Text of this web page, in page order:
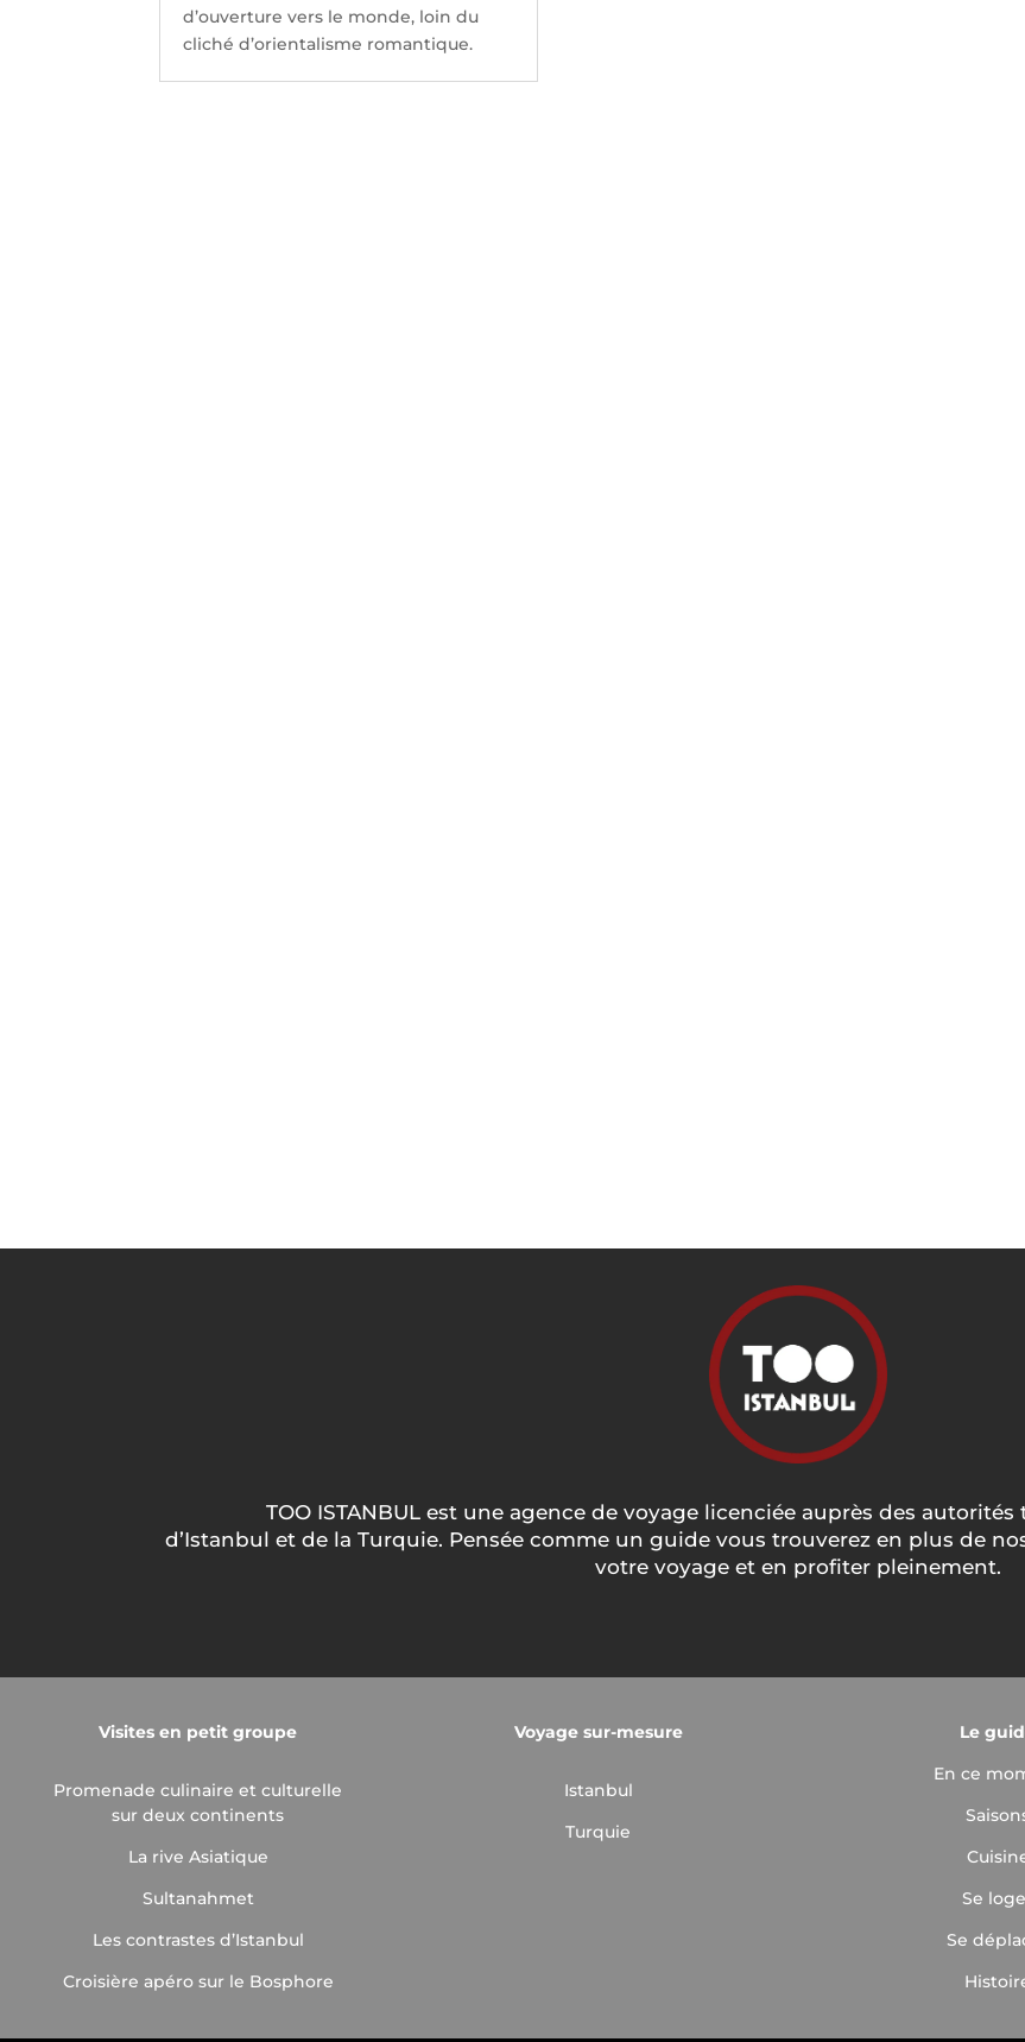
d’ouverture vers le monde, loin du
cliché d’orientalisme romantique.
TOO ISTANBUL est une agence de voyage licenciée auprès des
d’Istanbul et de la Turquie. Pensée comme un guide vous trouverez en plus de
votre voyage et en profiter pleinement.
Visites en petit groupe
Promenade culinaire et culturelle
sur deux continents
La rive Asiatique
Sultanahmet
Les contrastes d’Istanbul
Croisière apéro sur le Bosphore
Voyage sur-mesure
Istanbul
Turquie
Le
En ce
Se
Se